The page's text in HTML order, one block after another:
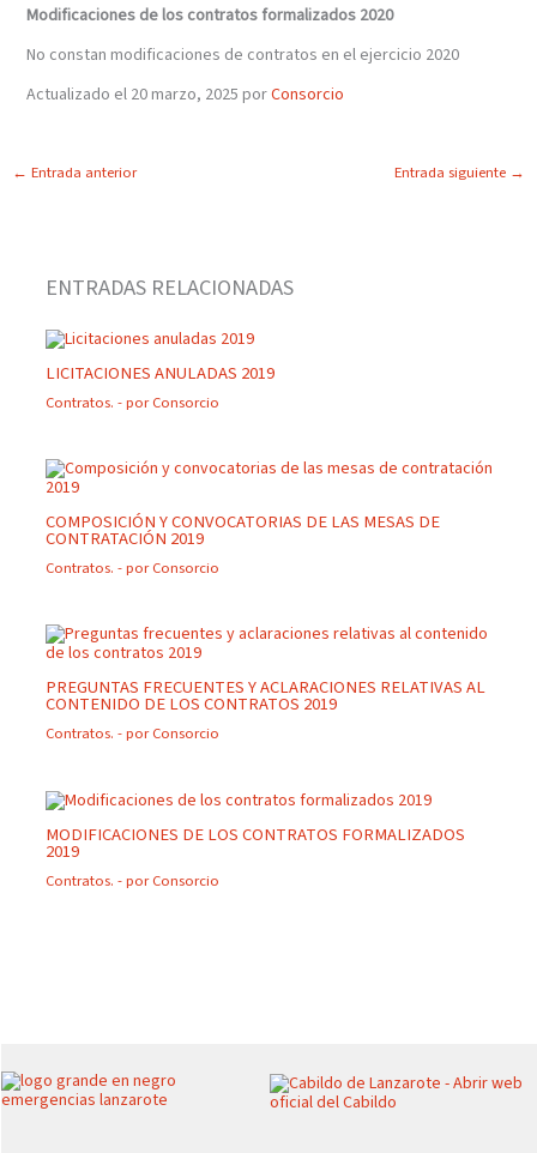
Modificaciones de los contratos formalizados 2020
No constan modificaciones de contratos en el ejercicio 2020
Actualizado el 20 marzo, 2025 porConsorcio
← Entrada anterior Entrada siguiente →
ENTRADAS RELACIONADAS
LICITACIONES ANULADAS 2019
Contratos. - por Consorcio
COMPOSICIÓN Y CONVOCATORIAS DE LAS MESAS DE
CONTRATACIÓN 2019
Contratos. - por Consorcio
PREGUNTAS FRECUENTES Y ACLARACIONES RELATIVAS AL
CONTENIDO DE LOS CONTRATOS 2019
Contratos. - por Consorcio
MODIFICACIONES DE LOS CONTRATOS FORMALIZADOS
2019
Contratos. - por Consorcio